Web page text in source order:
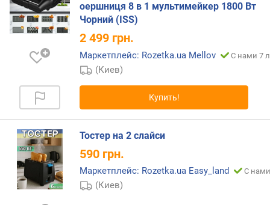
п
о
о
з
в
м
п
о
д
т
оершниця 8 в 1 мультимейкер 1800 Вт
Чорний (ISS)
2 499 грн.
Маркетплейс: Rozetka.ua Mellov С нами 7
(Киев)
Купить!
Тостер на 2 слайси
590 грн.
Маркетплейс: Rozetka.ua Easy_land С
(Киев)